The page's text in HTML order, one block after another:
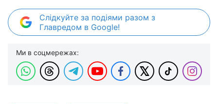
Слідкуйте за подіями разом з
Главредом в Google!
Ми в соцмережах: